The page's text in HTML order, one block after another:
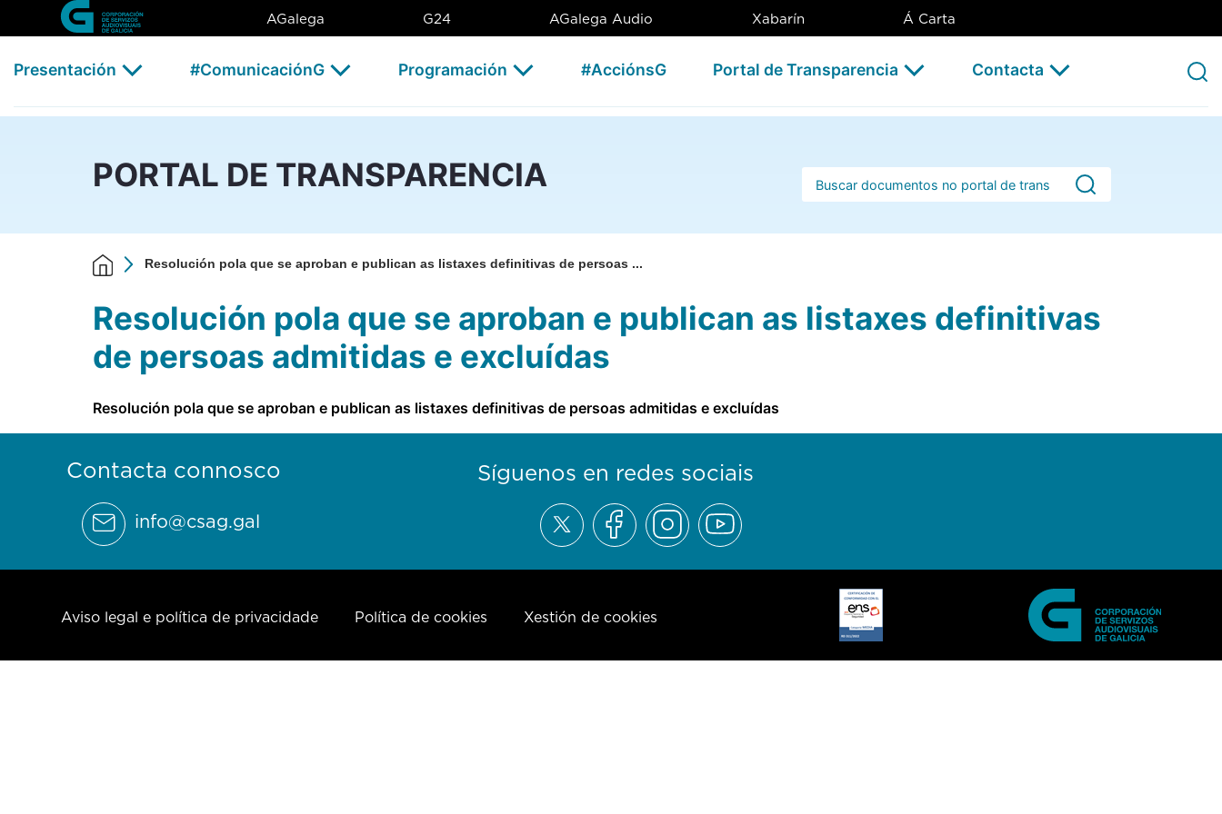
Skip to Main Content
Resolución pola que se aproban e publican as listaxes definitivas de persoas admitidas
AGalega G24 AGalega Audio Xabarín Á Carta
Presentación #ComunicaciónG Programación #AcciónsG Portal de Transparencia Contacta
PORTAL DE TRANSPARENCIA Barra de busca
Resolución pola que se aproban e publican as listaxes definitivas de persoas ...
Resolución pola que se aproban e publican as listaxes definitivas
de persoas admitidas e excluídas
Resolución pola que se aproban e publican as listaxes definitivas de persoas admitidas e excluídas
Contacta connosco
info@csag.gal
Síguenos en redes sociais
Aviso legal e política de privacidade Política de cookies Xestión de cookies